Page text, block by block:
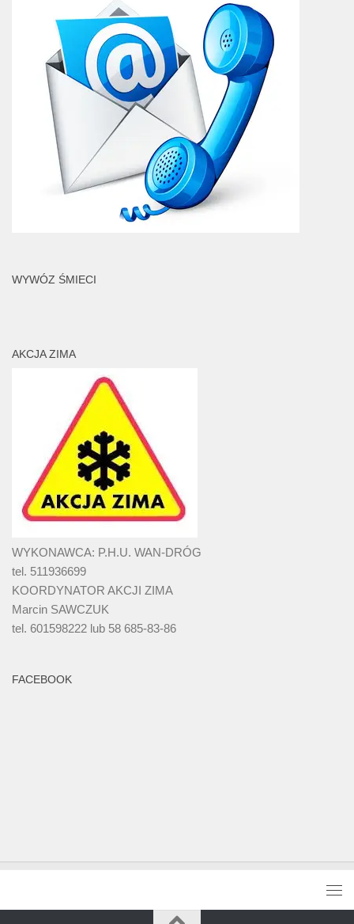
WYWÓZ ŚMIECI
AKCJA ZIMA
WYKONAWCA: P.H.U. WAN-DRÓG
tel. 511936699
KOORDYNATOR AKCJI ZIMA
Marcin SAWCZUK
tel. 601598222 lub 58 685-83-86
FACEBOOK